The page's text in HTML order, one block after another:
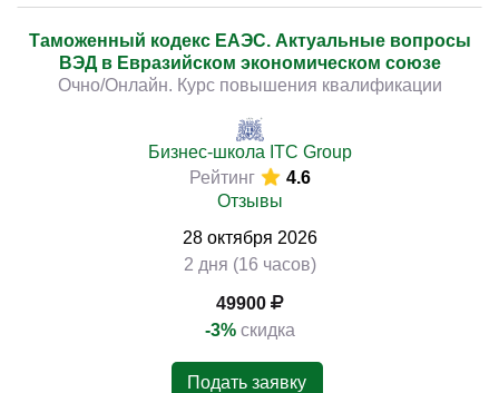
Таможенный кодекс ЕАЭС. Актуальные вопросы
ВЭД в Евразийском экономическом союзе
Очно/Онлайн. Курс повышения квалификации
Бизнес-школа ITC Group
Рейтинг
4.6
Отзывы
28 октября 2026
2 дня (16 часов)
49900
-3% скидка
Подать заявку